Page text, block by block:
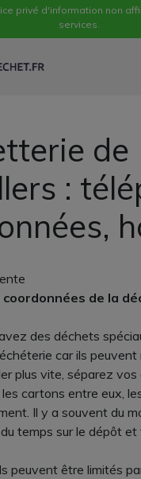
privé d'information non
services.
de
:
de la
des déchets
car ils peuvent
plus vite, séparez
cartons entre eux,
Il y a souvent du
temps sur le dépôt
peuvent être limités